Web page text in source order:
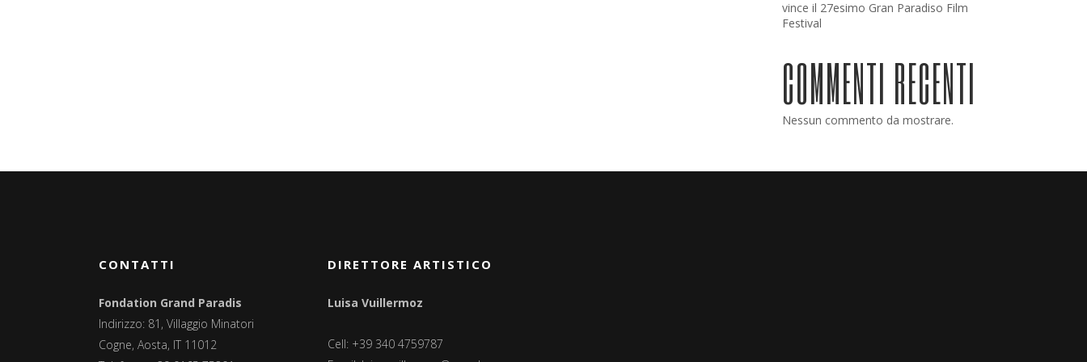
vince il 27esimo Gran Paradiso Film
Festival
COMMENTI RECENTI
Nessun commento da mostrare.
CONTATTI
Fondation Grand Paradis
Indirizzo: 81, Villaggio Minatori
Cogne, Aosta, IT 11012
DIRETTORE ARTISTICO
Luisa Vuillermoz
Cell: +39 340 4759787